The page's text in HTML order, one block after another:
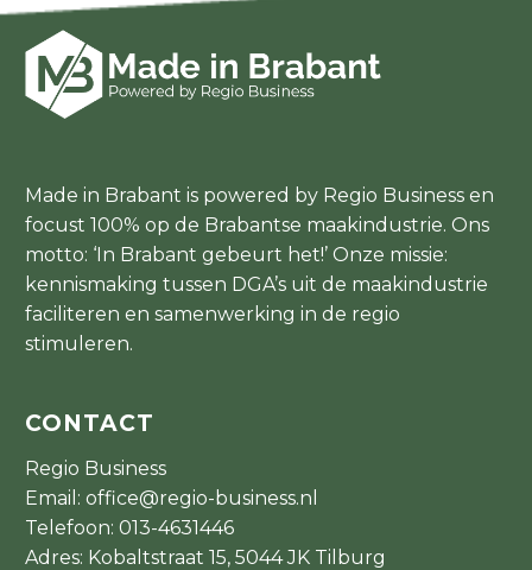
Made in Brabant is powered by Regio Business en
focust 100% op de Brabantse maakindustrie. Ons
motto: ‘In Brabant gebeurt het!’ Onze missie:
kennismaking tussen DGA’s uit de maakindustrie
faciliteren en samenwerking in de regio
stimuleren.
CONTACT
Regio Business
Email: office@regio-business.nl
Telefoon: 013-4631446
Adres: Kobaltstraat 15, 5044 JK Tilburg